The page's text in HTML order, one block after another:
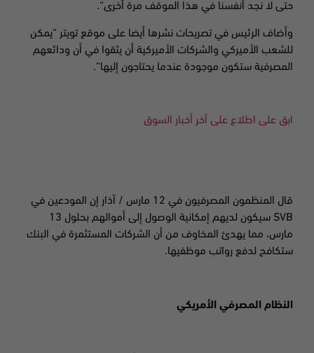
حتى لا نجد أنفسنا في هذا الموقف مرة أخرى“.
وأضاف الرئيس في تصريحات نشرها أيضا على موقع تويتر “يمكن
للشعب الأميركي والشركات الأميركية أن يثقوا في أن ودائعهم
المصرفية ستكون موجودة عندما يحتاجون إليها“.
ابق على اطلاع على آخر أخبار السوق
قال المنظمون المصرفيون في 12 مارس / آذار إن المودعين في
SVB
سيكون لديهم إمكانية الوصول إلى أموالهم بحلول 13
مارس، مما يهدئ المخاوف من أن الشركات المستثمرة في البنك
ستكافح لدفع رواتب موظفيها.
النظام المصرفي الأمريكي